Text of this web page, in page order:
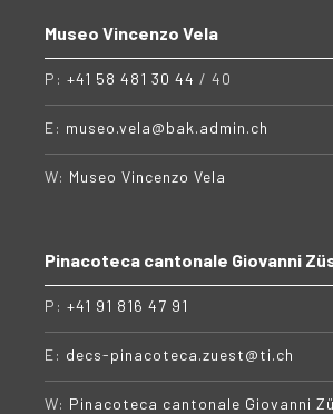
Museo Vincenzo Vela
P: +41 58 481 30 44 / 40
E: museo.vela@bak.admin.ch
W: Museo Vincenzo Vela
Pinacoteca cantonale Giovanni
P: +41 91 816 47 91
E: decs-pinacoteca.zuest@ti.ch
W: Pinacoteca cantonale Giovanni